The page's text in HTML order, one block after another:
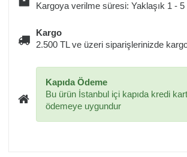
Kargoya verilme süresi: Yaklaşık 1 -
Kargo
2.500 TL ve üzeri siparişlerinizde
Kapıda Ödeme
Bu ürün İstanbul içi kapıda kredi
ödemeye uygundur